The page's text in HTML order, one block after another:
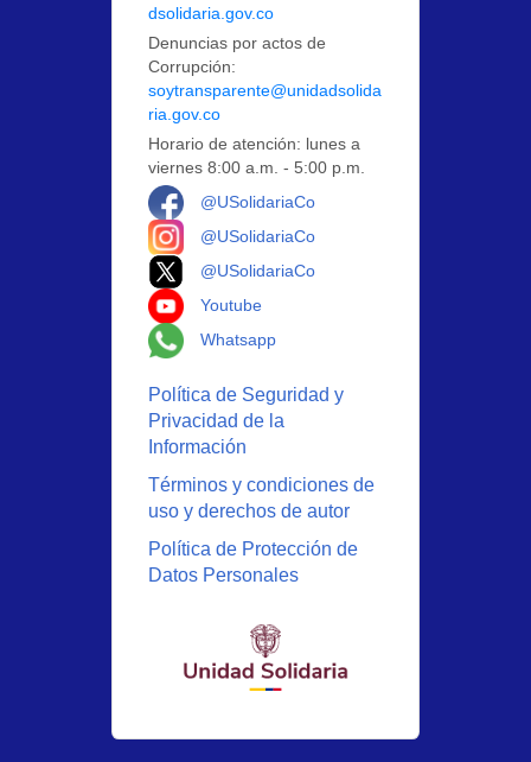
dsolidaria.gov.co
Denuncias por actos de
Corrupción:
soytransparente@unidadsolida
ria.gov.co
Horario de atención: lunes a
viernes 8:00 a.m. - 5:00 p.m.
@USolidariaCo
@USolidariaCo
@USolidariaCo
Youtube
Whatsapp
Política de Seguridad y
Privacidad de la
Información
Términos y condiciones de
uso y derechos de autor
Política de Protección de
Datos Personales